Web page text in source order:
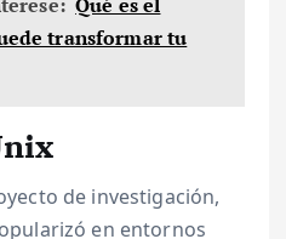
transformar tu
de investigación,
en entornos